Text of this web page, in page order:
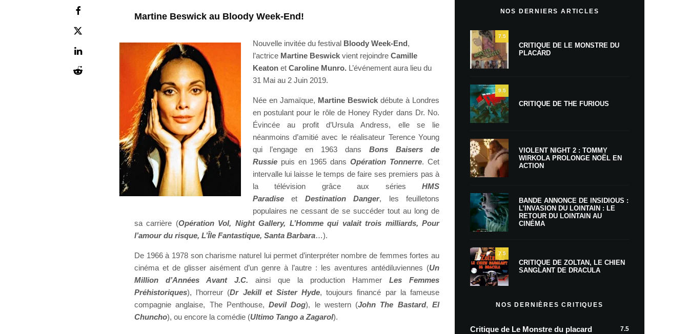
Martine Beswick au Bloody Week-End!
Nouvelle invitée du festival Bloody Week-End,
l’actrice Martine Beswickvient rejoindre Camille
Keatonet Caroline Munro. L’événement aura lieu du
31 Mai au 2 Juin 2019.
Née en Jamaïque, Martine Beswickdébute à Londres
en postulant pour le rôle de Honey Ryder dans Dr. No.
Évincée au profit d’Ursula Andress, elle se lie
néanmoins d’amitié avec le réalisateur Terence Young
qui l’engage en 1963 dansBons Baisers de
Russiepuis en 1965 dans Opération Tonnerre. Cet
intervalle lui laisse le temps de faire ses premiers pas à
la télévision grâce aux séries HMS
Paradiseet Destination Danger, les feuilletons
populaires ne cessant de se succéder tout au long de
sa carrière (Opération Vol, Night Gallery, L’Homme qui valait trois milliards, Pour
l’amour du risque, L’Île Fantastique, Santa Barbara…).
De 1966 à 1978 son charisme naturel lui permet d’interpréter nombre de femmes fortes au
cinéma et de glisser aisément d’un genre à l’autre : les aventures antédiluviennes (Un
Million d’Années Avant J.C. ainsi que la production Hammer Les Femmes
Préhistoriques), l’horreur (Dr Jekill et Sister Hyde, toujours financé par la fameuse
compagnie anglaise, The Penthouse,Devil Dog), le western (John The Bastard,El
Chuncho), ou encore la comédie (Ultimo Tango a Zagarol).
NOS DERNIERS ARTICLES
7.5
CRITIQUE DE LE MONSTRE DU
PLACARD
9.5
CRITIQUE DE THE FURIOUS
VIOLENT NIGHT 2 : TOMMY
WIRKOLA PROLONGE NOËL EN
ACTION
BANDE ANNONCE DE INSIDIOUS :
L’INVASION DU LOINTAIN : LE
RETOUR DU LOINTAIN AU
CINÉMA
7.5
CRITIQUE DE ZOLTAN, LE CHIEN
SANGLANT DE DRACULA
NOS DERNIÈRES CRITIQUES
Critique de Le Monstre du placard 7.5